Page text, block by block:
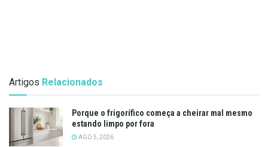
Artigos Relacionados
Porque o frigorífico começa a cheirar mal mesmo
estando limpo por fora
AGO 5, 2026